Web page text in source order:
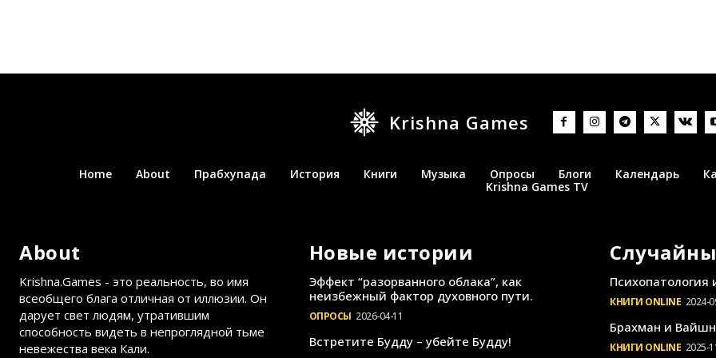
Krishna Games
Home About Прабхупада История Книги Музыка Опросы Блоги Календарь
Krishna Games TV
About
Krishna.Games - это реальность, во имя
всеобщего блага отличная от иллюзии. Он
дарует свет людям, утратившим
способность видеть в непроглядной тьме
невежества века Кали.
Новые истории
Эффект “разорванного облака”, как
неизбежный фактор духовного пути.
ОПРОСЫ 2026-04-11
Встретите Будду – убейте Будду!
Психопатология
КНИГИ ONLINE 2024-
Брахман и
КНИГИ ONLINE 2025-